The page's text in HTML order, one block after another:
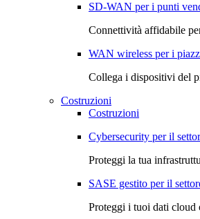
SD-WAN per i punti
Connettività affidabile
WAN wireless per i
Collega i dispositivi del
Costruzioni
Costruzioni
Cybersecurity per il
Proteggi la tua
SASE gestito per il
Proteggi i tuoi dati cloud